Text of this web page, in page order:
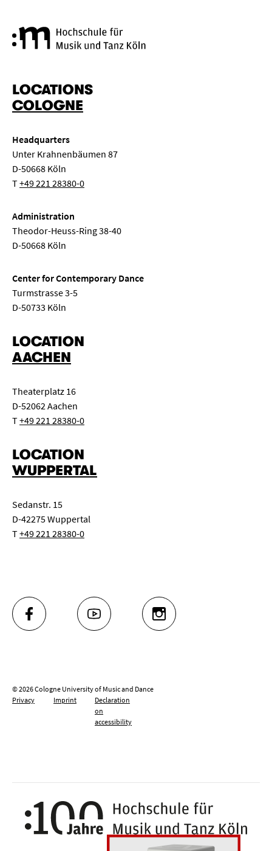
LOCATIONS
COLOGNE
Headquarters
Unter Krahnenbäumen 87
D-50668 Köln
T+49 221 28380-0
Administration
Theodor-Heuss-Ring 38-40
D-50668 Köln
Center for Contemporary Dance
Turmstrasse 3-5
D-50733 Köln
LOCATION
AACHEN
Theaterplatz 16
D-52062 Aachen
T+49 221 28380-0
LOCATION
WUPPERTAL
Sedanstr. 15
D-42275 Wuppertal
T+49 221 28380-0
FACEBOOK YOUTUBE INSTAGRAM
© 2026 Cologne University of Music and Dance
Privacy
Imprint
Declaration
on
accessibility